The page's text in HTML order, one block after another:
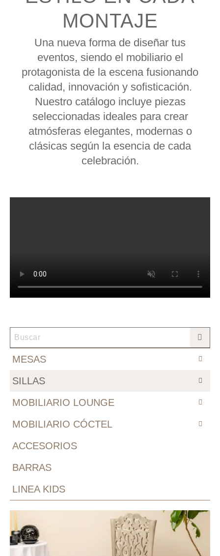
MONTAJE
Una nueva forma de diseñar tus
eventos, siendo el mobiliario el
protagonista de la escena fusionando
calidad, innovación y sofisticación.
Nuestro catálogo incluye piezas
seleccionadas ideales para crear
atmósferas elegantes, modernas o
clásicas según la esencia de cada
celebración.
MESAS
SILLAS
MOBILIARIO LOUNGE
MOBILIARIO CÓCTEL
ACCESORIOS
BARRAS
LINEA KIDS